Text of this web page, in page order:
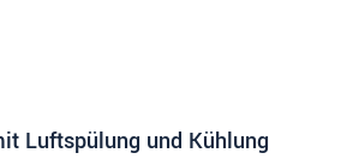
Luftspülung und Kühlung